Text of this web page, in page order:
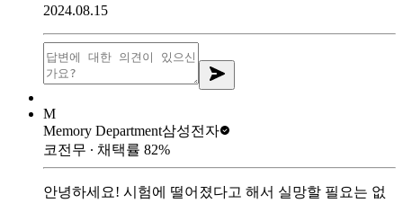
2024.08.15
M
Memory Department삼성전자
코전무 ∙ 채택률 82%
안녕하세요! 시험에 떨어졌다고 해서 실망할 필요는 없